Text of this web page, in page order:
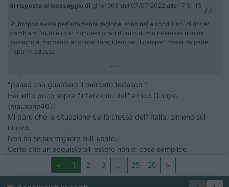
In risposta al messaggio di gino1963 del 07/07/2022 alle 17:51:15
Purtroppo avete perfettamente ragione. sono nelle condizioni di dover
cambiare l'auto e i vari concessionari di auto di mio interesse non mi
possono al momento accontentare; idem per il camper: messi da parte i
risparmi adesso
...
"penso che guarderò il mercato tedesco "
Hai letto poco sopra l'intervento dell' amico Giorgio
(mausone46)?
Mi pare che la situazione sia la stessa dell' Italia, almeno sul
nuovo.
Non so se sia migliore sull' usato.
Certo che un acquisto all' estero non e' cosa semplice.
<
1 2 3 … 25 26 >